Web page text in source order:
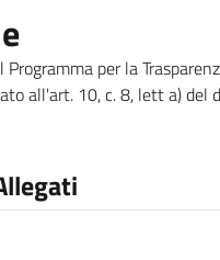
per la
all'art. 10, c. 8, lett a) del